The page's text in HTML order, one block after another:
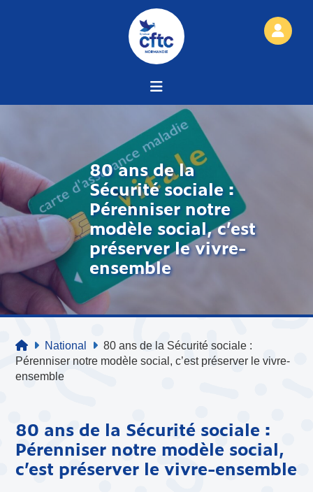
80 ans de la
Sécurité sociale :
Pérenniser notre
modèle social, c’est
préserver le vivre-
ensemble
National
80 ans de la Sécurité sociale :
Pérenniser notre modèle social, c’est préserver le vivre-
ensemble
80 ans de la Sécurité sociale :
Pérenniser notre modèle social,
c’est préserver le vivre-ensemble